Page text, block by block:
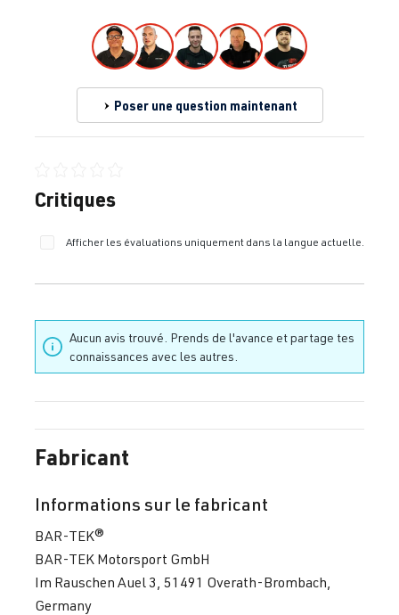
Poser une question maintenant
Note moyenne de 0 sur 5 étoiles
Critiques
Afficher les évaluations uniquement dans la langue actuelle.
Aucun avis trouvé. Prends de l'avance et partage tes
connaissances avec les autres.
Fabricant
Informations sur le fabricant
BAR-TEK®
BAR-TEK Motorsport GmbH
Im Rauschen Auel 3, 51491 Overath-Brombach,
Germany